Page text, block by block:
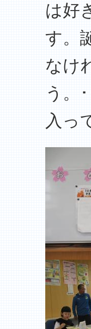
は好
す。
なけ
う。
入っ